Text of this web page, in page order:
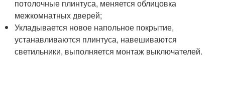
потолочные плинтуса, меняется облицовка
межкомнатных дверей;
Укладывается новое напольное покрытие,
устанавливаются плинтуса, навешиваются
светильники, выполняется монтаж выключателей.